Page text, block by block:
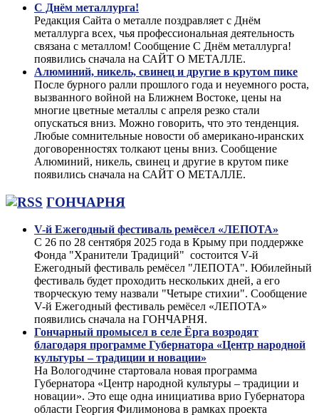
С Днём металлурга!
Редакция Сайта о металле поздравляет с Днём
металлурга всех, чья профессиональная деятельность
связана с металлом! Сообщение С Днём металлурга!
появились сначала на САЙТ О МЕТАЛЛЕ.
Алюминий, никель, свинец и другие в крутом пике
После бурного ралли прошлого года и неуемного роста,
вызванного войной на Ближнем Востоке, цены на
многие цветные металлы с апреля резко стали
опускаться вниз. Можно говорить, что это тенденция.
Любые сомнительные новости об американо-иранских
договоренностях толкают цены вниз. Сообщение
Алюминий, никель, свинец и другие в крутом пике
появились сначала на САЙТ О МЕТАЛЛЕ.
ГОНЧАРНЯ
V-й Ежегодный фестиваль ремёсел «ЛЕПОТА»
С 26 по 28 сентября 2025 года в Крыму при поддержке
Фонда "Хранители Традиций" состоится V-й
Ежегодный фестиваль ремёсел "ЛЕПОТА". Юбилейный
фестиваль будет проходить нескольких дней, а его
творческую тему назвали "Четыре стихии". Сообщение
V-й Ежегодный фестиваль ремёсел «ЛЕПОТА»
появились сначала на ГОНЧАРНЯ.
Гончарный промысел в селе Ёрга возродят
благодаря программе Губернатора «Центр народной
культуры – традиции и новации»
На Вологодчине стартовала новая программа
Губернатора «Центр народной культуры – традиции и
новации». Это еще одна инициатива врио Губернатора
области Георгия Филимонова в рамках проекта